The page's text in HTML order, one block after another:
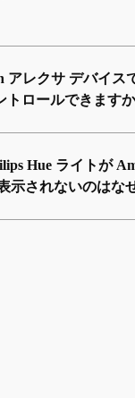
アレクサ デバイス
トロールできますか
Hue ライトが
示されないのはな